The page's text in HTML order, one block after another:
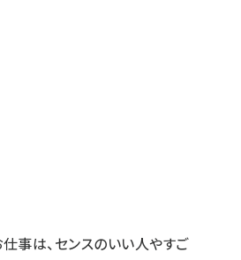
事は、センスのいい人やすご